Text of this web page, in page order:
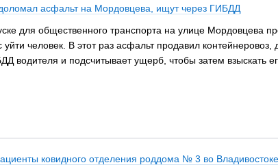
доломал асфальт на Мордовцева, ищут через ГИБДД
для общественного транспорта на улице Мордовцева
уйти человек. В этот раз асфальт продавил
водителя и подсчитывает ущерб, чтобы затем взыскать
ковидного отделения роддома № 3 во